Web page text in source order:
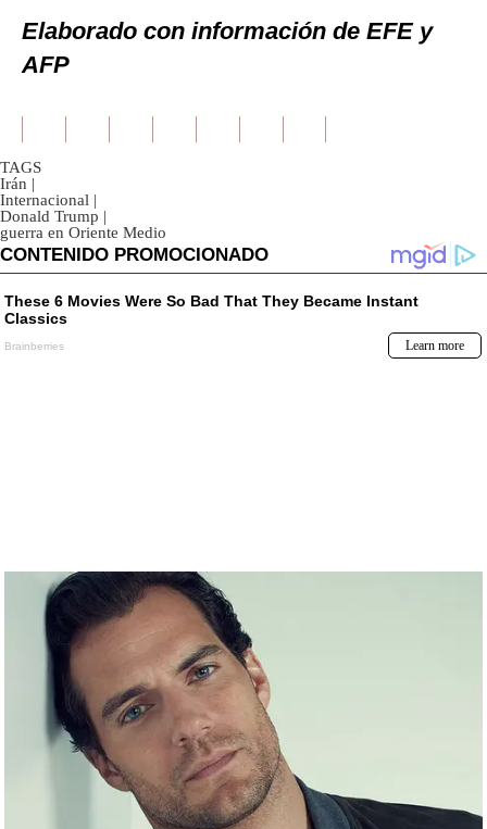
Elaborado con información de EFE y
AFP
TAGS
Irán |
Internacional |
Donald Trump |
guerra en Oriente Medio